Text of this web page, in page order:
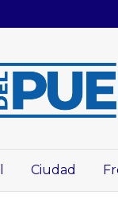
Ciudad